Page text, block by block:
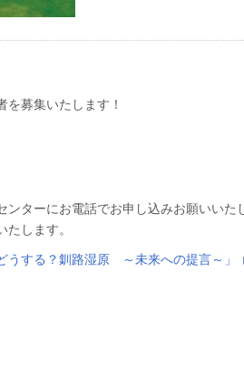
募集いたします！
ターにお電話でお申し込みお願いいた
します。
する？釧路湿原 ～未来への提言～」